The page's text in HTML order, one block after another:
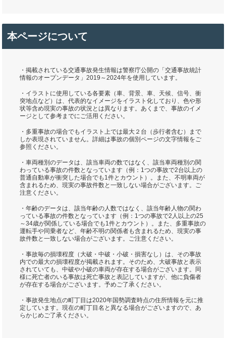
本ページについて
・掲載されている交通事故発生情報は警察庁公開の「交通事故統計
情報のオープンデータ」2019～2024年を使用しています。
・イラストに使用している各要素（車、背景、車、天候、信号、衝
突地点など）は、代表的なイメージをイラスト化しており、色や形
状等含め現実の事故の状況とは異なります。あくまで、事故のイメ
ージとして参考までにご活用ください。
・多重事故の場合でもイラスト上では最大２台（歩行者含む）まで
しか表現されていません。詳細は事故の個別ページの文字情報をご
参照ください。
・車両種別のデータは、該当車両の数ではなく、該当車両種別の関
わっている事故の件数となっています（例：1つの事故で2台以上の
普通自動車が衝突した場合でも1件とカウント）。また、不明車両が
含まれるため、現実の事故件数と一致しない場合がございます。ご
注意ください。
・年齢のデータは、該当年齢の人数ではなく、該当年齢人物の関わ
っている事故の件数となっています（例：1つの事故で2人以上の25
～34歳が関係している場合でも1件とカウント）。また、多重事故の
運転手や同乗者など、年齢不明の関係者も含まれるため、現実の事
故件数と一致しない場合がございます。ご注意ください。
・事故毎の損壊程度（大破・中破・小破・損害なし）は、その事故
内での最大の損壊程度が掲載されます。そのため、大破事故と表示
されていても、中破や小破の車両が存在する場合がございます。同
様に死亡者のいる事故は死亡事故と表記していますが、他に負傷者
が存在する場合がございます。予めご了承ください。
・事故発生地点の町丁目は2020年国勢調査時点の住所情報を元に推
定しています。現在の町丁目名と異なる場合がございますので、あ
らかじめご了承ください。